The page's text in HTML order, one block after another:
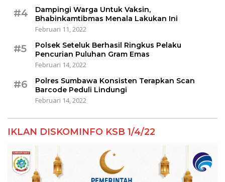
#4
Dampingi Warga Untuk Vaksin,
Bhabinkamtibmas Menala Lakukan Ini
Februari 11, 2022
#5
Polsek Seteluk Berhasil Ringkus Pelaku
Pencurian Puluhan Gram Emas
Februari 14, 2022
#6
Polres Sumbawa Konsisten Terapkan Scan
Barcode Peduli Lindungi
Februari 14, 2022
IKLAN DISKOMINFO KSB 1/4/22